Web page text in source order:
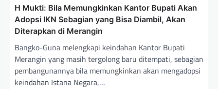
H Mukti: Bila Memungkinkan Kantor Bupati Akan
Adopsi IKN Sebagian yang Bisa Diambil, Akan
Diterapkan di Merangin
Bangko-Guna melengkapi keindahan Kantor Bupati
Merangin yang masih tergolong baru ditempati, sebagian
pembangunannya bila memungkinkan akan mengadopsi
keindahan Istana Negara,…